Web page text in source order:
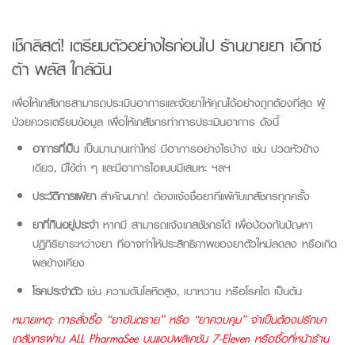
เช็กลิสต์! เตรียมตัวอย่างไรก่อนไป ร้านขายยา เอ็กซ์
ต้า พลัส ใกล้ฉัน
เพื่อให้เภสัชกรสามารถประเมินอาการและจัดยาให้คุณได้อย่างถูกต้องที่สุด ผู้
ป่วยควรเตรียมข้อมูล เพื่อให้เภสัชกรทำการประเมินอาการ ดังนี้
อาการที่เป็น เป็นมานานเท่าไหร่ มีอาการอย่างไรบ้าง เช่น ปวดหัวข้าง
เดียว, มีไข้ต่ำ ๆ และมีอาการไอแบบมีเสมหะ ฯลฯ
ประวัติการแพ้ยาสำคัญมาก! ต้องแจ้งชื่อยาที่แพ้กับเภสัชกรทุกครั้ง
ยาที่กินอยู่ประจำหากมี สามารถแจ้งเภสชัชกรได้ เพื่อป้องกันปัญหา
ปฏิกิริยาระหว่างยา ที่อาจทำให้ประสิทธิภาพของยาตัวใหม่ลดลง หรือเกิด
ผลข้างเคียง
โรคประจำตัวเช่น ความดันโลหิตสูง, เบาหวาน หรือโรคไต เป็นต้น
หมายเหตุ: การสั่งซื้อ “ยาอันตราย” หรือ “ยาควบคุม” จำเป็นต้องปรึกษา
เภสัชกรผ่าน ALL PharmaSee บนแอปพลิเคชัน 7-Elevenหรือซื้อที่หน้าร้าน